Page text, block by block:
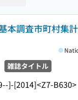
本調査市町村集
雑誌タイトル
]-[2014]<Z7-B630>